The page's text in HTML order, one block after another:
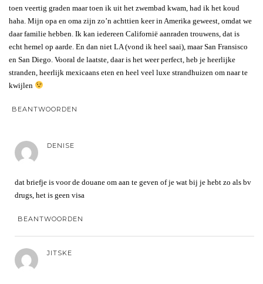
toen veertig graden maar toen ik uit het zwembad kwam, had ik het koud
haha. Mijn opa en oma zijn zo’n achttien keer in Amerika geweest, omdat we
daar familie hebben. Ik kan iedereen Californië aanraden trouwens, dat is
echt hemel op aarde. En dan niet LA (vond ik heel saai), maar San Fransisco
en San Diego. Vooral de laatste, daar is het weer perfect, heb je heerlijke
stranden, heerlijk mexicaans eten en heel veel luxe strandhuizen om naar te
kwijlen
BEANTWOORDEN
DENISE
dat briefje is voor de douane om aan te geven of je wat bij je hebt zo als bv
drugs, het is geen visa
BEANTWOORDEN
JITSKE